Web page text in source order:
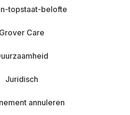
topstaat-belofte
Grover Care
Juridisch
annuleren